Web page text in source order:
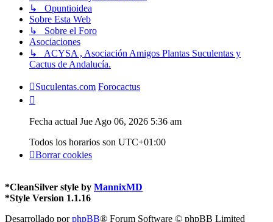
↳ Opuntioidea
Sobre Esta Web
↳ Sobre el Foro
Asociaciones
↳ ACYSA , Asociación Amigos Plantas Suculentas y
Cactus de Andalucía.
Suculentas.com Forocactus
Fecha actual Jue Ago 06, 2026 5:36 am
Todos los horarios son UTC+01:00
Borrar cookies
*CleanSilver style by MannixMD
*Style Version 1.1.16
Desarrollado porphpBB® Forum Software © phpBB Limited